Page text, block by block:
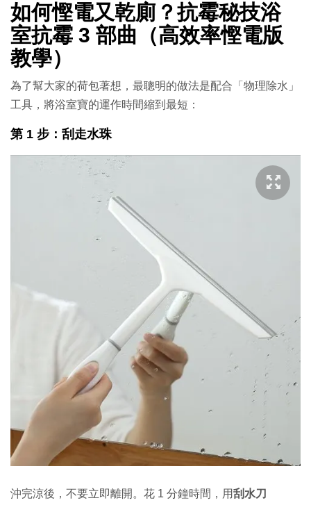
如何慳電又乾廁？抗霉秘技浴
室抗霉 3 部曲（高效率慳電版
教學）
為了幫大家的荷包著想，最聰明的做法是配合「物理除水」
工具，將浴室寶的運作時間縮到最短：
第 1 步：刮走水珠
沖完涼後，不要立即離開。花 1 分鐘時間，用刮水刀